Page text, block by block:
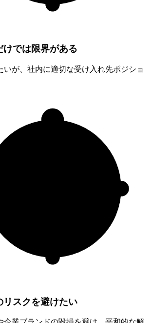
けでは限界がある
いが、社内に適切な受け入れ先ポジショ
リスクを避けたい